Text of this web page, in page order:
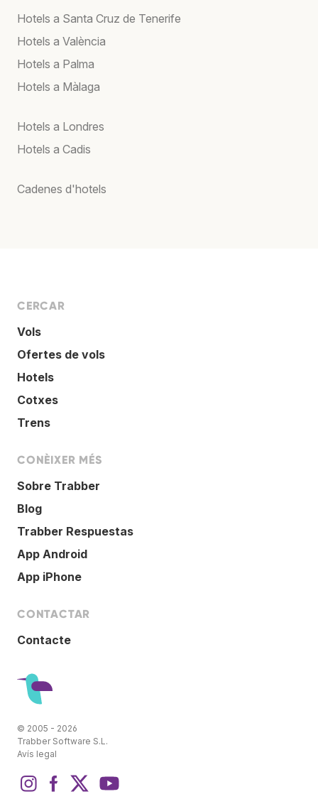
Hotels a Santa Cruz de Tenerife
Hotels a València
Hotels a Palma
Hotels a Màlaga
Hotels a Londres
Hotels a Cadis
Cadenes d'hotels
CERCAR
Vols
Ofertes de vols
Hotels
Cotxes
Trens
CONÈIXER MÉS
Sobre Trabber
Blog
Trabber Respuestas
App Android
App iPhone
CONTACTAR
Contacte
© 2005 - 2026
Trabber Software S.L.
Avís legal